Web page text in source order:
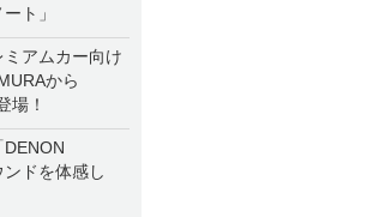
ト」
ミアムカー向け
から
場！
ドを体感し